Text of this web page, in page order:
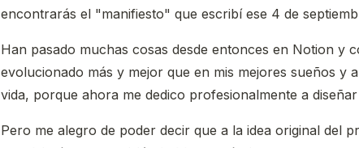
encontrarás el "manifiesto" que escribí ese 4 de
Han pasado muchas cosas desde entonces en Notion y
evolucionado más y mejor que en mis mejores sueños y
vida, porque ahora me dedico profesionalmente a
Pero me alegro de poder decir que a la idea original del